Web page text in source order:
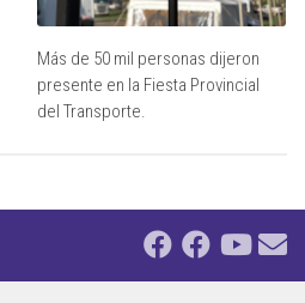
Más de 50 mil personas dijeron
presente en la Fiesta Provincial
del Transporte.